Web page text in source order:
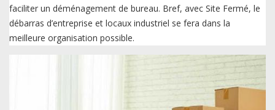
faciliter un déménagement de bureau. Bref, avec Site Fermé, le
débarras d’entreprise et locaux industriel se fera dans la
meilleure organisation possible.